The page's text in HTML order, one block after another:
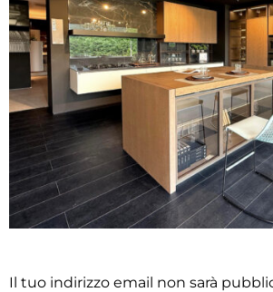
Il tuo indirizzo email non sarà